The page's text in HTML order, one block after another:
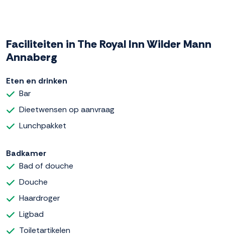
Faciliteiten in The Royal Inn Wilder Mann
Annaberg
Eten en drinken
Bar
Dieetwensen op aanvraag
Lunchpakket
Badkamer
Bad of douche
Douche
Haardroger
Ligbad
Toiletartikelen